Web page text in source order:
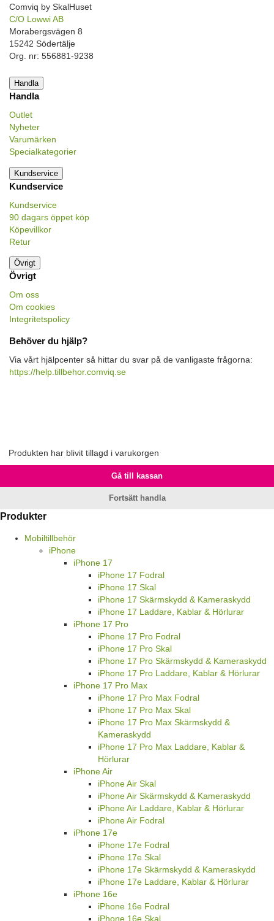
Comviq by SkalHuset
C/O Lowwi AB
Morabergsvägen 8
15242 Södertälje
Org. nr: 556881-9238
Handla
Handla
Outlet
Nyheter
Varumärken
Specialkategorier
Kundservice
Kundservice
Kundservice
90 dagars öppet köp
Köpevillkor
Retur
Övrigt
Övrigt
Om oss
Om cookies
Integritetspolicy
Behöver du hjälp?
Via vårt hjälpcenter så hittar du svar på de vanligaste frågorna:
https://help.tillbehor.comviq.se
Produkten har blivit tillagd i varukorgen
Gå till kassan
Fortsätt handla
Produkter
Mobiltillbehör
iPhone
iPhone 17
iPhone 17 Fodral
iPhone 17 Skal
iPhone 17 Skärmskydd & Kameraskydd
iPhone 17 Laddare, Kablar & Hörlurar
iPhone 17 Pro
iPhone 17 Pro Fodral
iPhone 17 Pro Skal
iPhone 17 Pro Skärmskydd & Kameraskydd
iPhone 17 Pro Laddare, Kablar & Hörlurar
iPhone 17 Pro Max
iPhone 17 Pro Max Fodral
iPhone 17 Pro Max Skal
iPhone 17 Pro Max Skärmskydd &
Kameraskydd
iPhone 17 Pro Max Laddare, Kablar &
Hörlurar
iPhone Air
iPhone Air Skal
iPhone Air Skärmskydd & Kameraskydd
iPhone Air Laddare, Kablar & Hörlurar
iPhone Air Fodral
iPhone 17e
iPhone 17e Fodral
iPhone 17e Skal
iPhone 17e Skärmskydd & Kameraskydd
iPhone 17e Laddare, Kablar & Hörlurar
iPhone 16e
iPhone 16e Fodral
iPhone 16e Skal